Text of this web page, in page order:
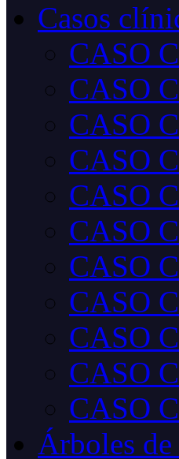
Casos
CASO
CASO
CASO
CASO
CASO
CASO
CASO
CASO
CASO
CASO
CASO
Árboles de